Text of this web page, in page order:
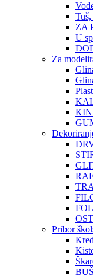
ZA
U
Za
Pribor